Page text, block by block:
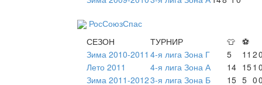
РосСоюзСпас
СЕЗОН
ТУРНИР 👕 ⚽
Зима 2010-2011 4-я лига Зона Г 5 11 20
Лето 2011
4-я лига Зона А 14 151 0
Зима 2011-20123-я лига Зона Б 15 5 00